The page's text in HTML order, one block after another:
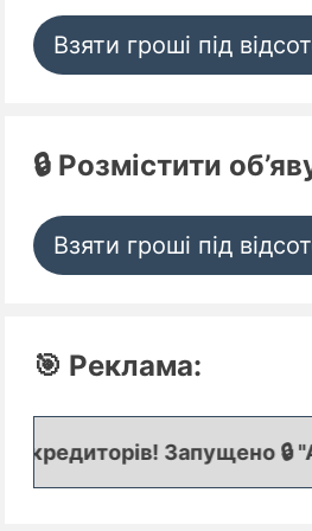
Взяти гроші під
🔒 Розмістити
Взяти гроші під
🎯 Реклама:
Запущено 🔒 "Аукціон